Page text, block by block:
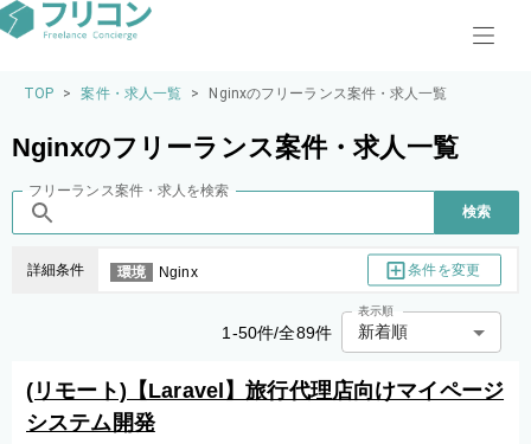
TOP > 案件・求人一覧 > Nginxのフリーランス案件・求人一覧
Nginxのフリーランス案件・求人一覧
フリーランス案件・求人を検索
検索
詳細条件 環境 Nginx 条件を変更
1 -50件/全89件
表示順
新着順
(リモート)【Laravel】旅行代理店向けマイページ
システム開発